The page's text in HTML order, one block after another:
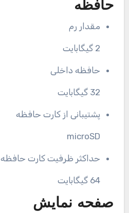
حافظه
مقدار رم
2 گیگابایت
حافظه داخلی
32 گیگابایت
پشتیبانی از کارت حافظه
microSD
حداکثر ظرفیت کارت حافظه
64 گیگابایت
صفحه نمایش